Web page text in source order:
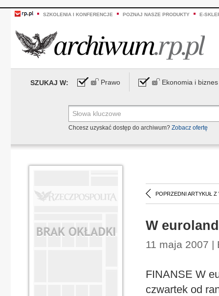
SZKOLENIA I KONFERENCJE POZNAJ NASZE PRODUKTY E-
SZUKAJ W: Prawo Ekonomia i biznes
Chcesz uzyskać dostęp do archiwum? Zobacz ofertę
POPRZEDNI ARTYKUŁ Z
W
11 maja 2007 |
FINANSE W
czwartek od